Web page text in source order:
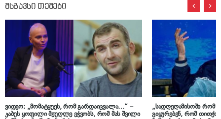
მსგავსი თემები
ვიდეო: „მომატყუეს, რომ გარდაიცვალა…“ –
კაბუს ყოფილი მეუღლე ეჭვობს, რომ მას შვილი
„სადღეღამისოში რომ
გიყურებენ, რომ თითქოს